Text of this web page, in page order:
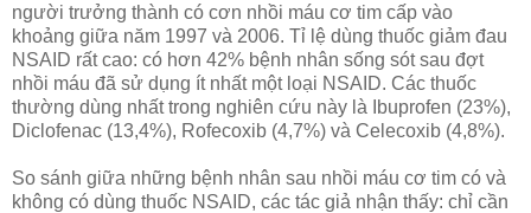
người trưởng thành có cơn nhồi máu cơ tim cấp vào
khoảng giữa năm 1997 và 2006. Tỉ lệ dùng thuốc giảm đau
NSAID rất cao: có hơn 42% bệnh nhân sống sót sau đợt
nhồi máu đã sử dụng ít nhất một loại NSAID. Các thuốc
thường dùng nhất trong nghiên cứu này là Ibuprofen (23%),
Diclofenac (13,4%), Rofecoxib (4,7%) và Celecoxib (4,8%).
So sánh giữa những bệnh nhân sau nhồi máu cơ tim có và
không có dùng thuốc NSAID, các tác giả nhận thấy: chỉ cần